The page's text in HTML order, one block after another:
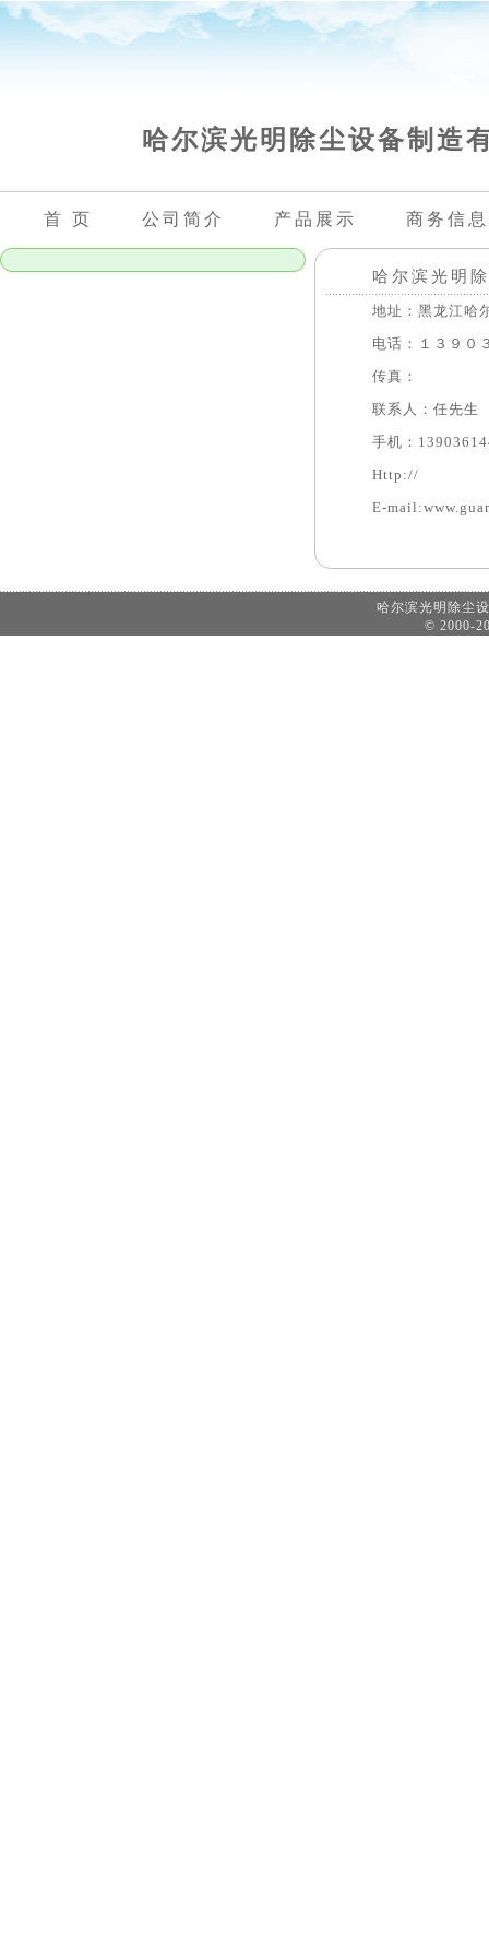
哈尔滨光明除尘设备制造
首 页 公司简介 产品展示 商务信息
哈尔滨光明
地址：黑龙江哈尔
电话：１３９０３
传真：
联系人：任先
手机：
Http://
E-
哈尔滨光明除
© 2000-